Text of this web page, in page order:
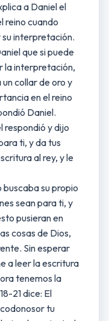
a Daniel el
reino cuando
interpretación.
que si puede
la interpretación,
collar de oro y
en el reino
Daniel.
respondió y dijo
ti, y da tus
al rey, y le
su propio
sean para ti, y
pusieran en
cosas de Dios,
Sin esperar
a leer la escritura
tenemos la
21 dice: El
tu